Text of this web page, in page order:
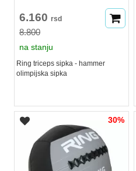
6.160 rsd
8.800
na stanju
Ring triceps sipka - hammer
olimpijska sipka
30%